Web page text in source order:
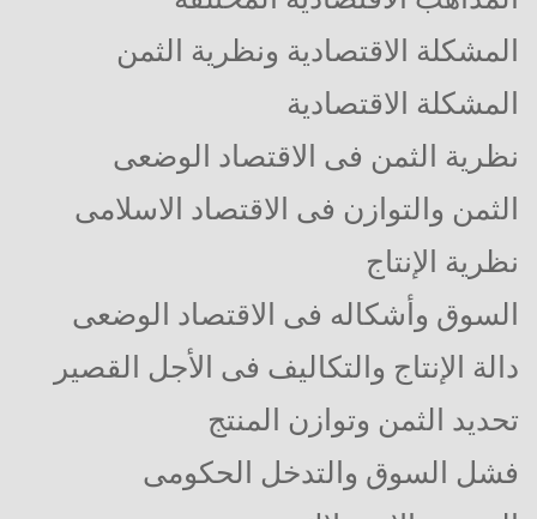
المشكلة الاقتصادية ونظرية الثمن
المشكلة الاقتصادية
نظرية الثمن فى الاقتصاد الوضعى
الثمن والتوازن فى الاقتصاد الاسلامى
نظرية الإنتاج
السوق وأشكاله فى الاقتصاد الوضعى
دالة الإنتاج والتكاليف فى الأجل القصير
تحديد الثمن وتوازن المنتج
فشل السوق والتدخل الحكومى